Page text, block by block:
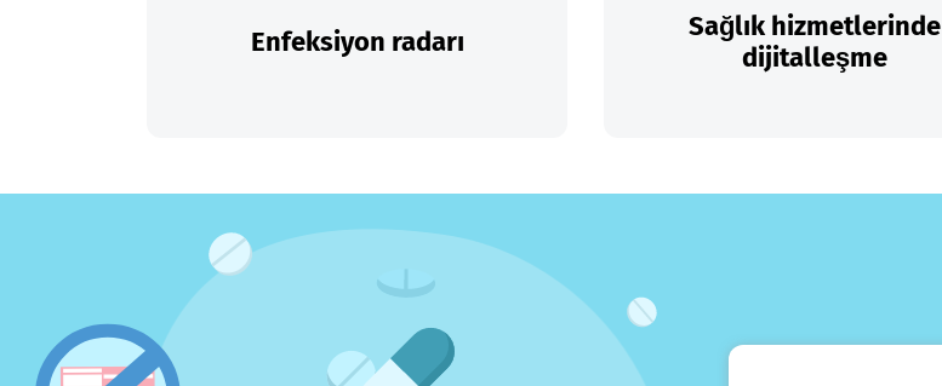
Enfeksiyon radarı
Sağlık hizmetlerinde
dijitalleşme